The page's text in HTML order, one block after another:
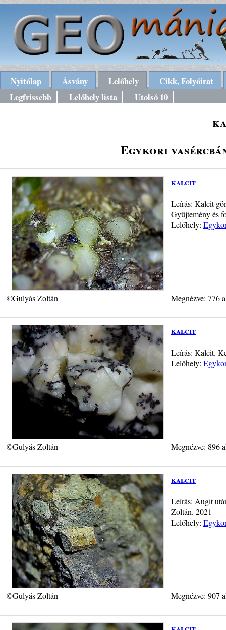
Nyitólap Ásvány Lelőhely
Cikk, Folyóirat
Legfrissebb
Lelőhely lista Utolsó 10
Egykori
kalcit
Leírás: Kalcit
Gyűjtemény és
Lelőhely:
©Gulyás Zoltán Megnézve: 776
kalcit
Leírás: Kalcit.
Lelőhely:
©Gulyás Zoltán Megnézve: 896
kalcit
Leírás: Augit
Zoltán. 2021
Lelőhely:
©Gulyás Zoltán Megnézve: 907